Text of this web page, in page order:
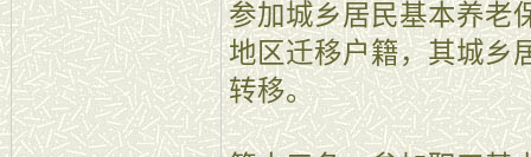
参加城乡居民基本养老
地区迁移户籍，其城乡
转移。